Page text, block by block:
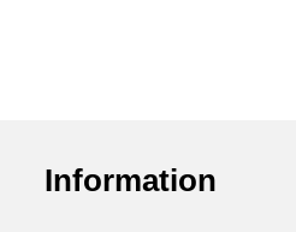
Information